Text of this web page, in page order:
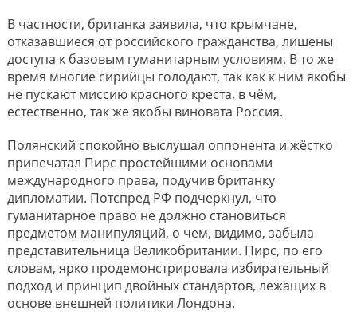
В частности, британка заявила, что крымчане,
отказавшиеся от российского гражданства, лишены
доступа к базовым гуманитарным условиям. В то же
время многие сирийцы голодают, так как к ним якобы
не пускают миссию красного креста, в чём,
естественно, так же якобы виновата Россия.
Полянский спокойно выслушал оппонента и жёстко
припечатал Пирс простейшими основами
международного права, подучив британку
дипломатии. Потспред РФ подчеркнул, что
гуманитарное право не должно становиться
предметом манипуляций, о чем, видимо, забыла
представительница Великобритании. Пирс, по его
словам, ярко продемонстрировала избирательный
подход и принцип двойных стандартов, лежащих в
основе внешней политики Лондона.